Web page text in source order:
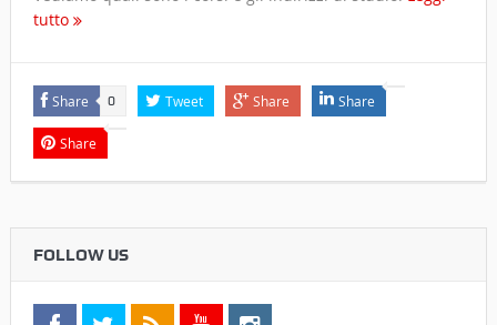
tutto
Share 0 Tweet Share Share
Share
FOLLOW US